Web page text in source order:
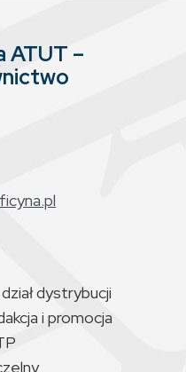
ATUT –
dystrybucji
i promocja